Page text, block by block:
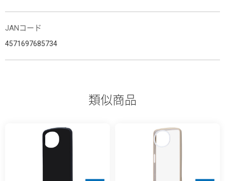
JANコード
4571697685734
類似商品